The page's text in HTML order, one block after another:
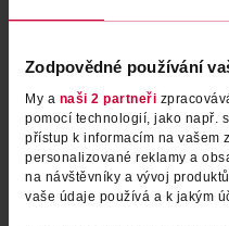
Zodpovědné používání
My a naši 2 partneři
pomocí technologií, jako např.
přístup k informacím na vašem
personalizované reklamy a
na návštěvníky a vývoj
vaše údaje používá a k jakým
Limetka
Duck 36 ml
69.90 Kč
DO KOŠÍKU
Obj. č.: 868822